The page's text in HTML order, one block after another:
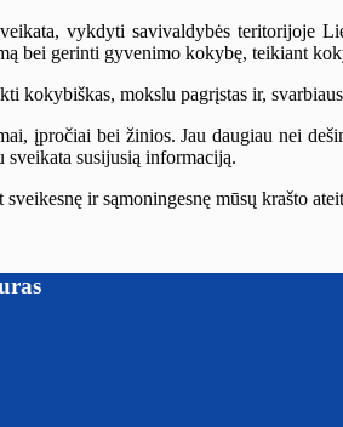
vykdyti savivaldybės teritorijoje
bei gerinti gyvenimo kokybę, teikiant
kokybiškas, mokslu pagrįstas ir,
įpročiai bei žinios. Jau daugiau nei
susijusią informaciją.
ir sąmoningesnę mūsų krašto